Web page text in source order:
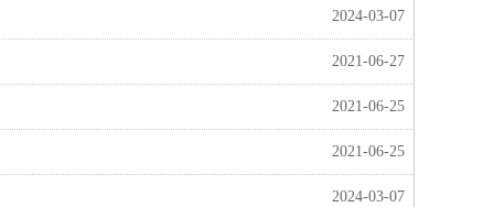
2024-03-07
2021-06-27
2021-06-25
2021-06-25
2024-03-07